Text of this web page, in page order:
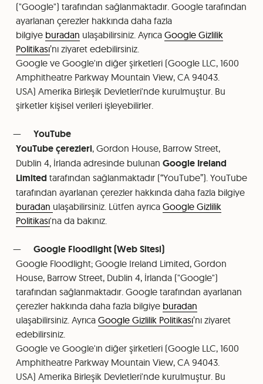
("Google") tarafından sağlanmaktadır. Google tarafından
ayarlanan çerezler hakkında daha fazla
bilgiye buradan ulaşabilirsiniz. Ayrıca Google Gizlilik
Politikası’nı ziyaret edebilirsiniz.
Google ve Google'ın diğer şirketleri (Google LLC, 1600
Amphitheatre Parkway Mountain View, CA 94043.
USA) Amerika Birleşik Devletleri'nde kurulmuştur. Bu
şirketler kişisel verileri işleyebilirler.
YouTube
YouTube çerezleri, Gordon House, Barrow Street,
Dublin 4, İrlanda adresinde bulunan Google Ireland
Limited tarafından sağlanmaktadır (“YouTube”). YouTube
tarafından ayarlanan çerezler hakkında daha fazla bilgiye
buradan ulaşabilirsiniz. Lütfen ayrıca Google Gizlilik
Politikası'na da bakınız.
Google Floodlight (Web Sitesi)
Google Floodlight; Google Ireland Limited, Gordon
House, Barrow Street, Dublin 4, İrlanda ("Google")
tarafından sağlanmaktadır. Google tarafından ayarlanan
çerezler hakkında daha fazla bilgiye buradan
ulaşabilirsiniz. Ayrıca Google Gizlilik Politikası’nı ziyaret
edebilirsiniz.
Google ve Google'ın diğer şirketleri (Google LLC, 1600
Amphitheatre Parkway Mountain View, CA 94043.
USA) Amerika Birleşik Devletleri'nde kurulmuştur. Bu